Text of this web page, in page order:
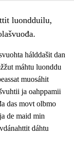
luondduilu,
hálddašit dan
máhtu luonddu
muosáhit
ja oahppamii
das movt olbmo
de maid min
dáhtu